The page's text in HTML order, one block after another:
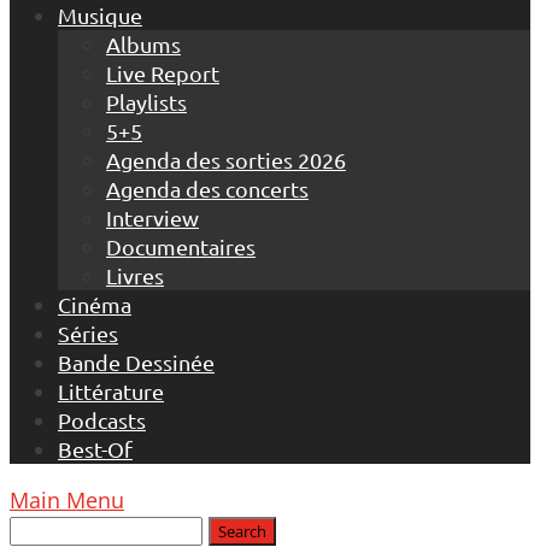
Musique
Albums
Live Report
Playlists
5+5
Agenda des sorties 2026
Agenda des concerts
Interview
Documentaires
Livres
Cinéma
Séries
Bande Dessinée
Littérature
Podcasts
Best-Of
Main Menu